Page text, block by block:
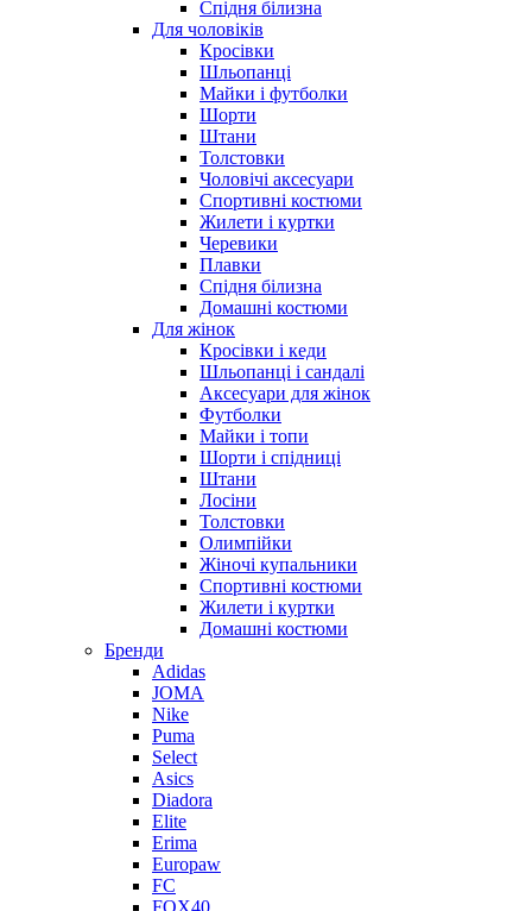
Спідня білизна
Для чоловіків
Кросівки
Шльопанці
Майки і футболки
Шорти
Штани
Толстовки
Чоловічі аксесуари
Спортивні костюми
Жилети і куртки
Черевики
Плавки
Спідня білизна
Домашні костюми
Для жінок
Кросівки і кеди
Шльопанці і сандалі
Аксесуари для жінок
Футболки
Майки і топи
Шорти і спідниці
Штани
Лосіни
Толстовки
Олимпійки
Жіночі купальники
Спортивні костюми
Жилети і куртки
Домашні костюми
Бренди
Adidas
JOMA
Nike
Puma
Select
Asics
Diadora
Elite
Erima
Europaw
FC
FOX40